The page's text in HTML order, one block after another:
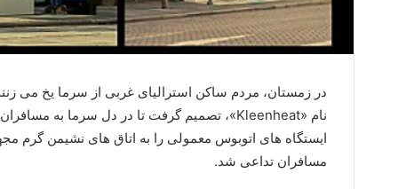
در زمستان، مردم ساکن استرالیای غربی از سرما یخ می
نام «Kleenheat»، تصمیم گرفت تا در دل سرما به
ایستگاه های اتوبوس معمولی را به اتاق های نشیمن گرم
مسافران تداعی شد.